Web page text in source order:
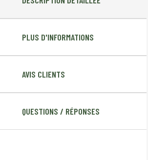
PLUS D'INFORMATIONS
AVIS CLIENTS
QUESTIONS / RÉPONSES